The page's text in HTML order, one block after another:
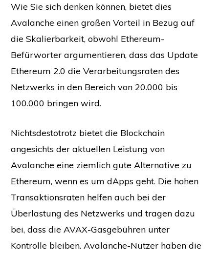
Wie Sie sich denken können, bietet dies
Avalanche einen großen Vorteil in Bezug auf
die Skalierbarkeit, obwohl Ethereum-
Befürworter argumentieren, dass das Update
Ethereum 2.0 die Verarbeitungsraten des
Netzwerks in den Bereich von 20.000 bis
100.000 bringen wird.
Nichtsdestotrotz bietet die Blockchain
angesichts der aktuellen Leistung von
Avalanche eine ziemlich gute Alternative zu
Ethereum, wenn es um dApps geht. Die hohen
Transaktionsraten helfen auch bei der
Überlastung des Netzwerks und tragen dazu
bei, dass die AVAX-Gasgebühren unter
Kontrolle bleiben. Avalanche-Nutzer haben die